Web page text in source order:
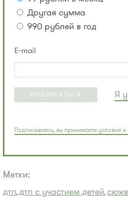
Другая сумма
990 рублей в год
E-mail
ПОДПИСАТЬСЯ Я
Подписываясь, вы принимаете условия и
Метки:
дтп,дтп с участием детей,